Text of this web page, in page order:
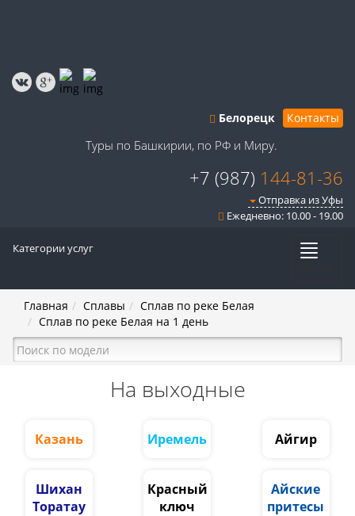
Белорецк Контакты
Туры по Башкирии, по РФ и Миру.
+7 (987) 144-81-36
Отправка из Уфы
Ежедневно: 10.00 - 19.00
Категории услуг
Главная Сплавы
Сплав по реке Белая
Сплав по реке Белая на 1 день
На выходные
Казань Иремель Айгир
Шихан
Торатау
Красный
ключ
Айские
притесы